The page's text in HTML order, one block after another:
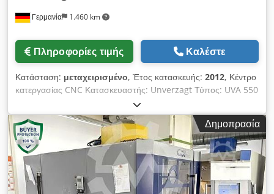
monitoring Tool coding Chip conveyor 3D measuring probe
handwheel Rinse gun Coolant flushing in the working area
Air gun Oil skimmer Automatic door Remote diagnostics
U-axis heads: 1. LAT125-HSK100 2. LAT160-HSK100
Γερμανία 1.460 km
Πληροφορίες τιμής Καλέστε
Κατάσταση: μεταχειρισμένο, Έτος κατασκευής: 2012, Κέντρο
κατεργασίας CNC Κατασκευαστής: Unverzagt Τύπος: UVA 550
Plus Έτος κατασκευής: 2012 Σύστημα ελέγχου: Siemens 828D
Ώρες λειτουργίας: περίπου 3.000 Διαδρομές κίνησης: X/Y/Z:
600 x 400 x 500 mm Θέσεις εργαλείων: 20 Υποδοχές
εργαλείων: SK40 Εύρος στροφών άξονα: 10.000 στροφές/
λεπτό Σύστημα αισθητήρων Hexagon Σύστημα μεταφοράς
γκορδέ Ψύκτης άξονα IKZ (εσωτερικό σύστημα ψύξης) Cjdpfx
Aewv Tm Njkaoha 3826
Δημοπρασία